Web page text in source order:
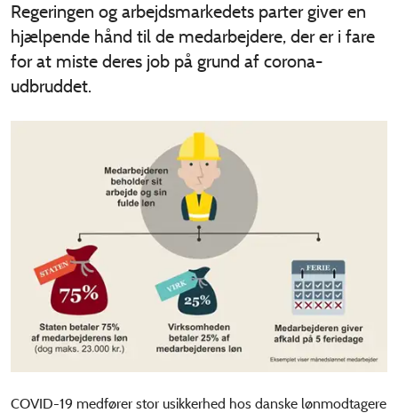
Regeringen og arbejdsmarkedets parter giver en
hjælpende hånd til de medarbejdere, der er i fare
for at miste deres job på grund af corona-
udbruddet.
COVID-19 medfører stor usikkerhed hos danske lønmodtagere